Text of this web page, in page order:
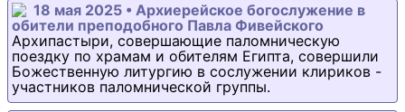
18 мая 2025 • Архиерейское богослужение в
обители преподобного Павла Фивейского
Архипастыри, совершающие паломническую
поездку по храмам и обителям Египта, совершили
Божественную литургию в сослужении клириков -
участников паломнической группы.